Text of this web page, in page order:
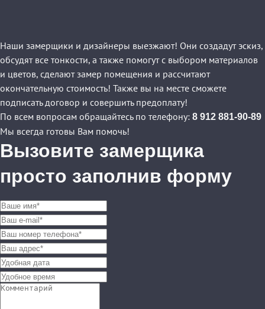
Наши замерщики и дизайнеры выезжают! Они создадут эскиз,
обсудят все тонкости, а также помогут с выбором материалов
и цветов, сделают замер помещения и рассчитают
окончательную стоимость! Также вы на месте сможете
подписать договор и совершить предоплату!
По всем вопросам обращайтесь по телефону: 8 912 881-90-89
Мы всегда готовы Вам помочь!
Вызовите замерщика
просто заполнив форму